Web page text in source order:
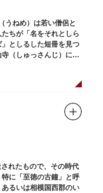
うねめ）は若い僧侶と
ちが「名をそれとしら
としるした短冊を見つ
（しゅっさんじ）にあ
れたもので、その時代
に「至徳の古鐘」と呼
るいは相模国西郡のい